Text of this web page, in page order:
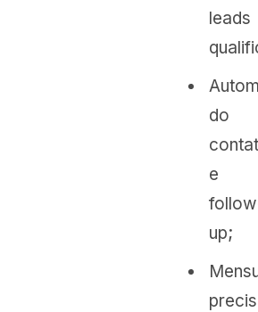
leads
do
e
up;